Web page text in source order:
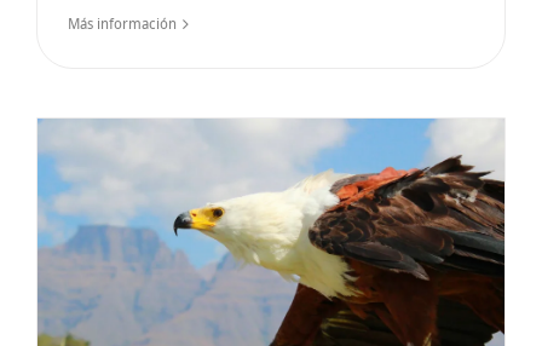
Más información